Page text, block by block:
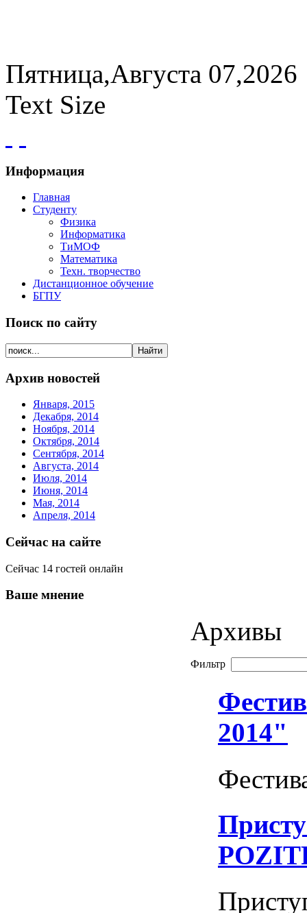
Пятница,Августа 07,2026
Text Size
Информация
Главная
Студенту
Физика
Информатика
ТиМОФ
Математика
Техн. творчество
Дистанционное обучение
БГПУ
Поиск по сайту
Архив новостей
Января, 2015
Декабря, 2014
Ноября, 2014
Октября, 2014
Сентября, 2014
Августа, 2014
Июля, 2014
Июня, 2014
Мая, 2014
Апреля, 2014
Сейчас на сайте
Сейчас 14 гостей онлайн
Ваше мнение
Архивы
Фильтр
2014"